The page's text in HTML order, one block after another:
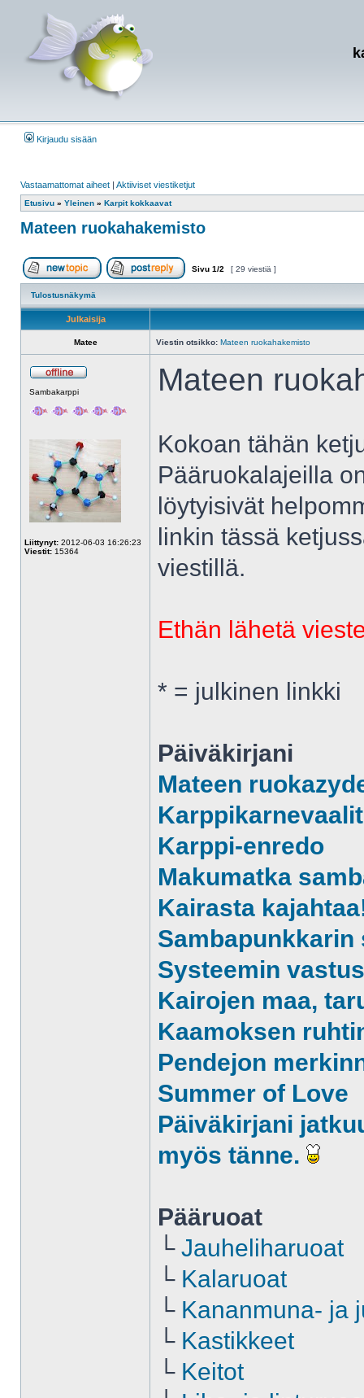
Kirjaudu sisään
Vastaamattomat aiheet | Aktiiviset viestiketjut
Etusivu » Yleinen » Karpit kokkaavat
Mateen ruokahakemisto
Aloita uusi ketju Vastaa viestiin
Sivu 1/2 [ 29 viestiä ]
Tulostusnäkymä
Julkaisija
Matee Viestin otsikko: Mateen ruokahakemisto
Sambakarppi
Liittynyt: 2012-06-03 16:26:23
Viestit: 15364
Mateen
Kokoan tähän
Pääruokalajeilla
löytyisivät
linkin tässä
viestillä.
Ethän lähetä
* = julkinen linkki
Päiväkirjani
Mateen
Karppikarnevaalit
Karppi-enredo
Makumatka
Kairasta
Sambapunkkarin
Systeemin
Kairojen maa,
Kaamoksen
Pendejon
Summer of Love
Päiväkirjani
myös tänne.
Pääruoat
└ Jauheliharuoat
└ Kalaruoat
└ Kananmuna- ja
└ Kastikkeet
└ Keitot